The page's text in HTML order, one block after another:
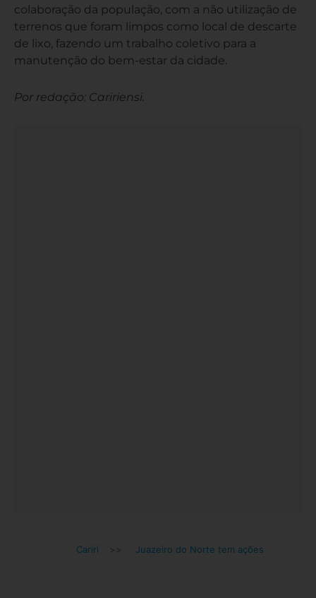
colaboração da população, com a não utilização de
terrenos que foram limpos como local de descarte
de lixo, fazendo um trabalho coletivo para a
manutenção do bem-estar da cidade.
Por redação: Caririensi.
Cariri >> Juazeiro do Norte tem ações